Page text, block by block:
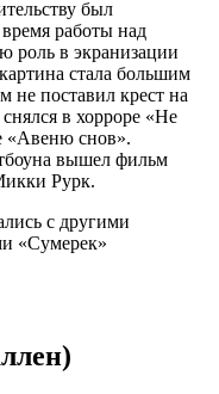
был
работы над
роль в экранизации
стала большим
не поставил крест на
в хорроре «Не
«Авеню снов».
вышел фильм
Рурк.